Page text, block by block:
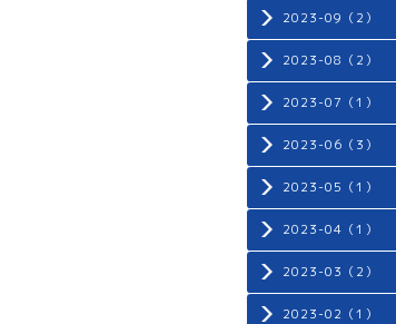
2023-09（2）
2023-08（2）
2023-07（1）
2023-06（3）
2023-05（1）
2023-04（1）
2023-03（2）
2023-02（1）